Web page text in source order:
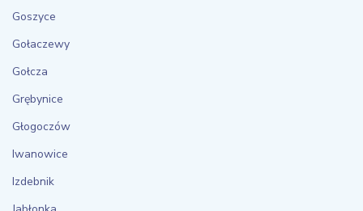
Goszyce
Gołaczewy
Gołcza
Grębynice
Głogoczów
Iwanowice
Izdebnik